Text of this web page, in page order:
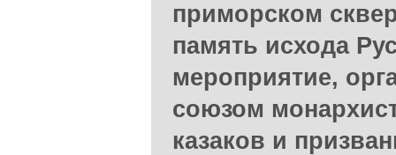
приморском
память исхода
мероприятие,
союзом
казаков и